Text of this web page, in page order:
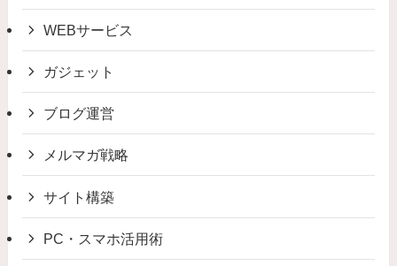
WEBサービス
ガジェット
ブログ運営
メルマガ戦略
サイト構築
PC・スマホ活用術